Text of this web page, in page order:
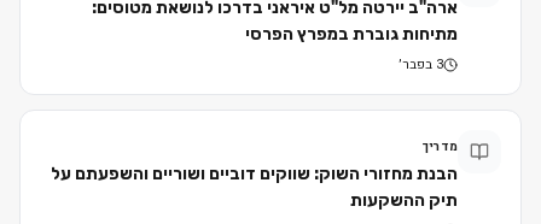
ארה"ב יירטה מל"ט איראני בדרכו לנושאת מטוסים:
מתיחות גוברת במפרץ הפרסי
3 בפבר׳
מדריך
הבנת מחזורי השוק: שווקים דוביים ושוריים והשפעתם על
תיק ההשקעות